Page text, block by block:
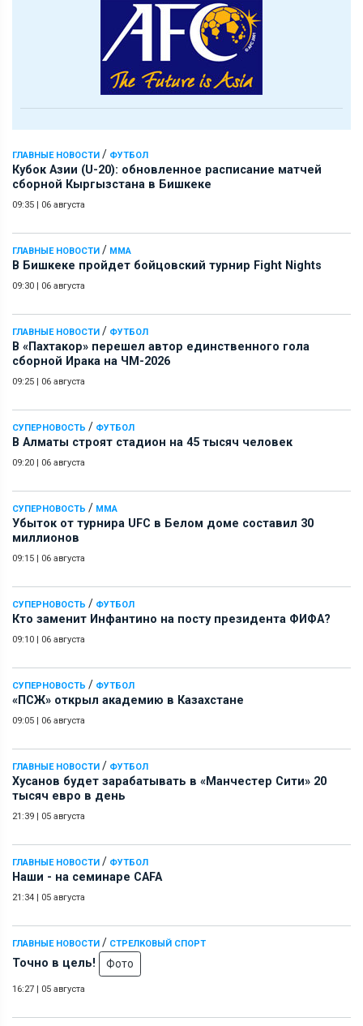
ГЛАВНЫЕ НОВОСТИ / ФУТБОЛ
Кубок Азии (U-20): обновленное расписание матчей
сборной Кыргызстана в Бишкеке
09:35 | 06 августа
ГЛАВНЫЕ НОВОСТИ / ММА
В Бишкеке пройдет бойцовский турнир Fight Nights
09:30 | 06 августа
ГЛАВНЫЕ НОВОСТИ / ФУТБОЛ
В «Пахтакор» перешел автор единственного гола
сборной Ирака на ЧМ-2026
09:25 | 06 августа
СУПЕРНОВОСТЬ / ФУТБОЛ
В Алматы строят стадион на 45 тысяч человек
09:20 | 06 августа
СУПЕРНОВОСТЬ / ММА
Убыток от турнира UFC в Белом доме составил 30
миллионов
09:15 | 06 августа
СУПЕРНОВОСТЬ / ФУТБОЛ
Кто заменит Инфантино на посту президента ФИФА?
09:10 | 06 августа
СУПЕРНОВОСТЬ / ФУТБОЛ
«ПСЖ» открыл академию в Казахстане
09:05 | 06 августа
ГЛАВНЫЕ НОВОСТИ / ФУТБОЛ
Хусанов будет зарабатывать в «Манчестер Сити» 20
тысяч евро в день
21:39 | 05 августа
ГЛАВНЫЕ НОВОСТИ / ФУТБОЛ
Наши - на семинаре СAFA
21:34 | 05 августа
ГЛАВНЫЕ НОВОСТИ / СТРЕЛКОВЫЙ СПОРТ
Точно в цель! Фото
16:27 | 05 августа